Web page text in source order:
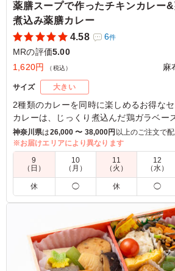
薬膳スープで作ったチキンカレー
煮込み薬膳カレー
4.58
6件
MRの評価5.00
1,620円
（税込） 麻
サイズ 大きい
2種類のカレーを同時に楽しめるお得な
カレーは、じっくり煮込んだ鶏ガラベー
ー"と、水分がなくなるまで煮込んだ"鶏
レー"。
それぞれで食べて頂いても、まぜて食べ
スタイルでお楽しみ下さい。
【栄養成分表示(ルーのみ):エネルギー
11.1g/脂質17.7g/炭水化物14.4g/食塩相
5.0
複雑なスパイスの風味がします。カレ
り、飽きずに楽しめます。ややボリュ
神奈川県は26,000 〜 38,000円 以上のご注文で
※お届けエリアにより異なります
9
（日）
10
（月）
11
（火）
12
（水）
休 ◯ 休 ◯